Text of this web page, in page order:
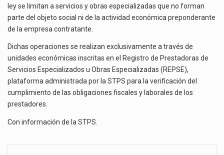
ley se limitan a servicios y obras especializadas que no forman
parte del objeto social ni de la actividad económica preponderante
de la empresa contratante.
Dichas operaciones se realizan exclusivamente a través de
unidades económicas inscritas en el Registro de Prestadoras de
Servicios Especializados u Obras Especializadas (REPSE),
plataforma administrada por la STPS para la verificación del
cumplimiento de las obligaciones fiscales y laborales de los
prestadores.
Con información de la STPS